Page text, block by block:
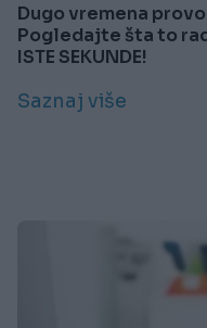
Dugo vremena
Pogledajte šta to
ISTE SEKUNDE!
Saznaj više